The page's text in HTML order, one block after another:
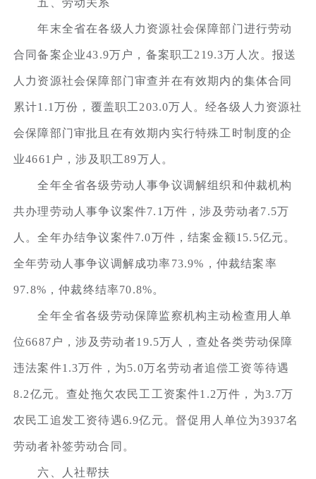
年末全省在各级人力资源社会保障部门进行劳动
合同备案企业43.9万户，备案职工219.3万人次。报送
人力资源社会保障部门审查并在有效期内的集体合同
累计1.1万份，覆盖职工203.0万人。经各级人力资源社
会保障部门审批且在有效期内实行特殊工时制度的企
业4661户，涉及职工89万人。
全年全省各级劳动人事争议调解组织和仲裁机构
共办理劳动人事争议案件7.1万件，涉及劳动者7.5万
人。全年办结争议案件7.0万件，结案金额15.5亿元。
全年劳动人事争议调解成功率73.9%，仲裁结案率
97.8%，仲裁终结率70.8%。
全年全省各级劳动保障监察机构主动检查用人单
位6687户，涉及劳动者19.5万人，查处各类劳动保障
违法案件1.3万件，为5.0万名劳动者追偿工资等待遇
8.2亿元。查处拖欠农民工工资案件1.2万件，为3.7万
农民工追发工资待遇6.9亿元。督促用人单位为3937名
劳动者补签劳动合同。
六、人社帮扶